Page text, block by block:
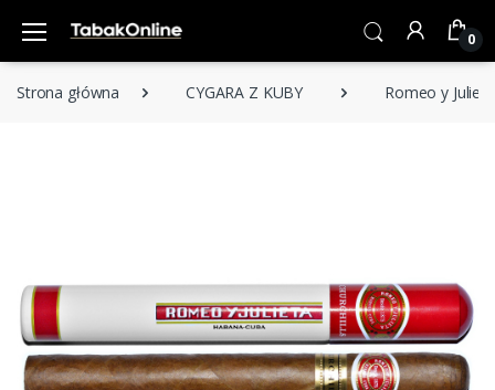
0
Strona główna CYGARA Z KUBY Romeo y Julieta